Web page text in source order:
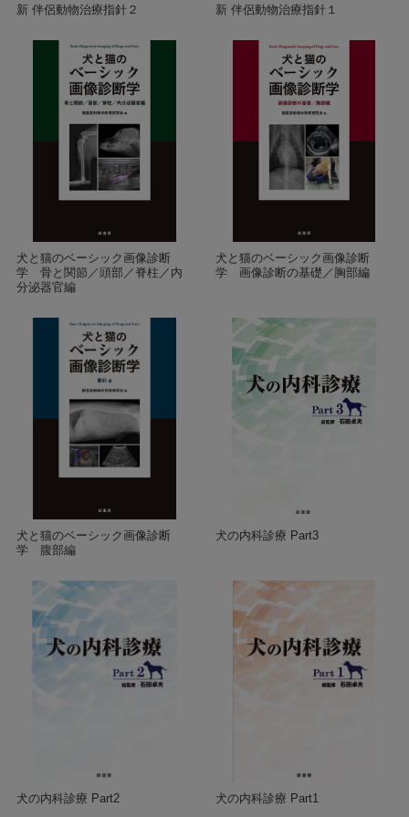
新 伴侶動物治療指針２ 新 伴侶動物治療指針１
犬と猫のベーシック画像診断
学 骨と関節／頭部／脊柱／内
分泌器官編
犬と猫のベーシック画像診断
学 画像診断の基礎／胸部編
犬と猫のベーシック画像診断
学 腹部編
犬の内科診療 Part3
犬の内科診療 Part2 犬の内科診療 Part1